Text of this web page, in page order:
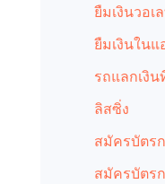
ยืมเงินวอเ
ยืมเงินใน
รถแลกเงิ
ลิสซิ่ง
สมัครบัตร
สมัครบัตร